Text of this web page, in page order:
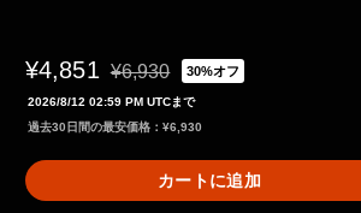
¥4,851 通常価格¥6,930より値引き
¥6,930 30%オフ
2026/8/12 02:59 PM UTCまで
過去30日間の最安価格：¥6,930
カートに追加